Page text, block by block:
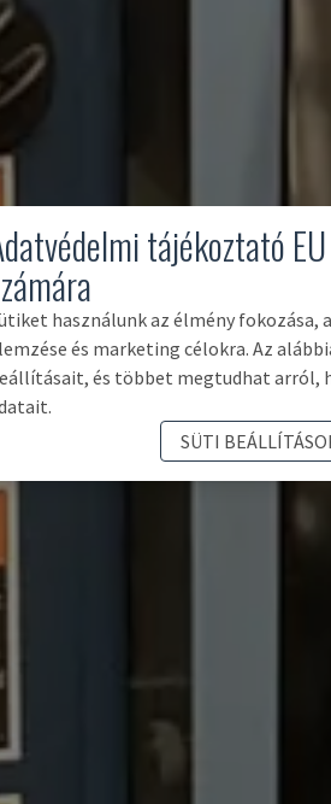
tájékoztató
használunk az élmény fokozása,
és marketing célokra. Az
és többet megtudhat arról,
SÜTI